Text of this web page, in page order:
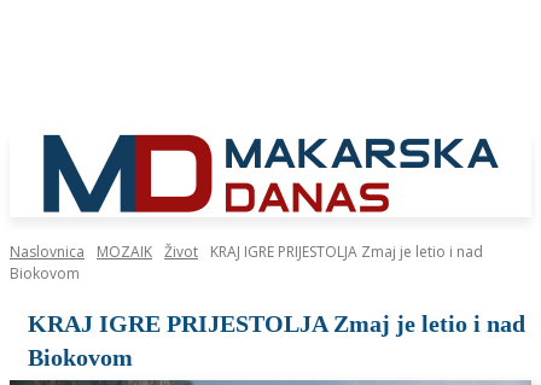
Naslovnica MOZAIK Život
KRAJ IGRE PRIJESTOLJA Zmaj je letio i nad
Biokovom
KRAJ IGRE PRIJESTOLJA Zmaj je letio i nad
Biokovom